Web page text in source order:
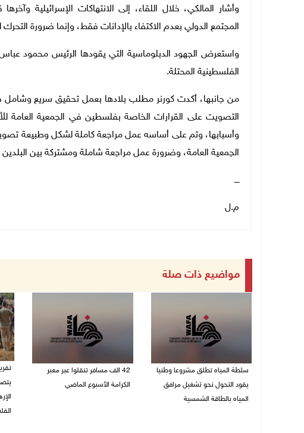
وأشار المالكي، خلال اللقاء، إلى الانتهاكات الإسرائيلية
المجتمع الدولي بعدم الاكتفاء بالإدانات فقط، وإنما ضرورة
واستعرض الجهود الدبلوماسية التي يقودها الرئيس محمود
الفلسطينية المحتلة.
من جانبها، أكدت كورنر مطلب بلادها بعمل تحقيق سريع
التصويت على القرارات الخاصة بفلسطين في الجمعية العامة
وأسبابها، وتم على أساسه عمل مراجعة كاملة لشكل وطبيعة
الجمعية العامة، وضرورة عمل مراجعة شاملة ومشتركة بين البلدين
ــــ
م.ل
مواضيع ذات صلة
سلطة المياه تطلق مشروعا وطنيا
يقود التحول نحو تشغيل مرافق
المياه بالطاقة الشمسية
42 الف مسافر تنقلوا عبر معبر
الكرامة الأسبوع الماضي